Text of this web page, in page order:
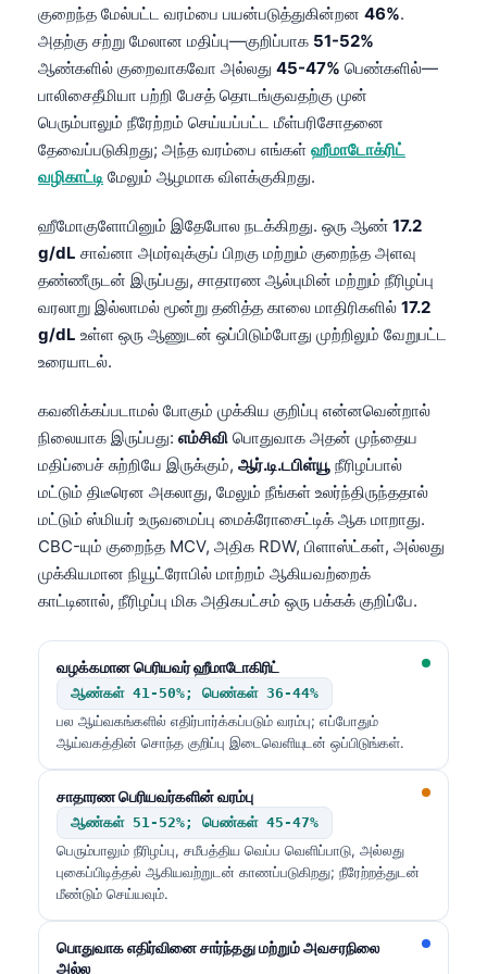
குறைந்த மேல்பட்ட வரம்பை பயன்படுத்துகின்றன 46%.
அதற்கு சற்று மேலான மதிப்பு—குறிப்பாக 51-52%
ஆண்களில் குறைவாகவோ அல்லது 45-47% பெண்களில்—
பாலிசைதீமியா பற்றி பேசத் தொடங்குவதற்கு முன்
பெரும்பாலும் நீரேற்றம் செய்யப்பட்ட மீள்பரிசோதனை
தேவைப்படுகிறது; அந்த வரம்பை எங்கள் ஹீமாடோக்ரிட்
வழிகாட்டி மேலும் ஆழமாக விளக்குகிறது.
ஹீமோகுளோபினும் இதேபோல நடக்கிறது. ஒரு ஆண் 17.2
g/dL சாவ்னா அமர்வுக்குப் பிறகு மற்றும் குறைந்த அளவு
தண்ணீருடன் இருப்பது, சாதாரண ஆல்புமின் மற்றும் நீரிழப்பு
வரலாறு இல்லாமல் மூன்று தனித்த காலை மாதிரிகளில் 17.2
g/dL உள்ள ஒரு ஆணுடன் ஒப்பிடும்போது முற்றிலும் வேறுபட்ட
உரையாடல்.
கவனிக்கப்படாமல் போகும் முக்கிய குறிப்பு என்னவென்றால்
நிலையாக இருப்பது: எம்சிவி பொதுவாக அதன் முந்தைய
மதிப்பைச் சுற்றியே இருக்கும், ஆர்.டி.டபிள்யூ நீரிழப்பால்
மட்டும் திடீரென அகலாது, மேலும் நீங்கள் உலர்ந்திருந்ததால்
மட்டும் ஸ்மியர் உருவமைப்பு மைக்ரோசைட்டிக் ஆக மாறாது.
CBC-யும் குறைந்த MCV, அதிக RDW, பிளாஸ்ட்கள், அல்லது
முக்கியமான நியூட்ரோபில் மாற்றம் ஆகியவற்றைக்
காட்டினால், நீரிழப்பு மிக அதிகபட்சம் ஒரு பக்கக் குறிப்பே.
வழக்கமான பெரியவர் ஹீமாடோகிரிட்
ஆண்கள் 41-50%; பெண்கள் 36-44%
பல ஆய்வகங்களில் எதிர்பார்க்கப்படும் வரம்பு; எப்போதும்
ஆய்வகத்தின் சொந்த குறிப்பு இடைவெளியுடன் ஒப்பிடுங்கள்.
சாதாரண பெரியவர்களின் வரம்பு
ஆண்கள் 51-52%; பெண்கள் 45-47%
பெரும்பாலும் நீரிழப்பு, சமீபத்திய வெப்ப வெளிப்பாடு, அல்லது
புகைப்பிடித்தல் ஆகியவற்றுடன் காணப்படுகிறது; நீரேற்றத்துடன்
மீண்டும் செய்யவும்.
பொதுவாக எதிர்வினை சார்ந்தது மற்றும் அவசரநிலை
அல்ல